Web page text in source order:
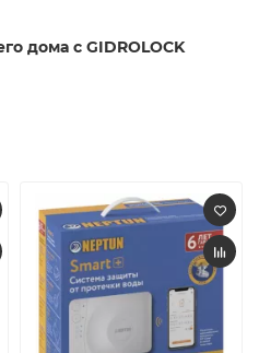
дома с GIDROLOCK